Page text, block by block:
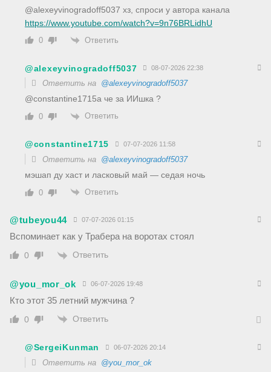
@alexeyvinogradoff5037 хз, спроси у автора канала
https://www.youtube.com/watch?v=9n76BRLidhU
0 Ответить
@alexeyvinogradoff5037 08-07-2026 22:38
Ответить на @alexeyvinogradoff5037
​@constantine1715а че за ИИшка ?
0 Ответить
@constantine1715 07-07-2026 11:58
Ответить на @alexeyvinogradoff5037
мэшап ду хаст и ласковый май — седая ночь
0 Ответить
@tubeyou44 07-07-2026 01:15
Вспоминает как у Трабера на воротах стоял
0 Ответить
@you_mor_ok 06-07-2026 19:48
Кто этот 35 летний мужчина ?
0 Ответить
@SergeiKunman 06-07-2026 20:14
Ответить на @you_mor_ok